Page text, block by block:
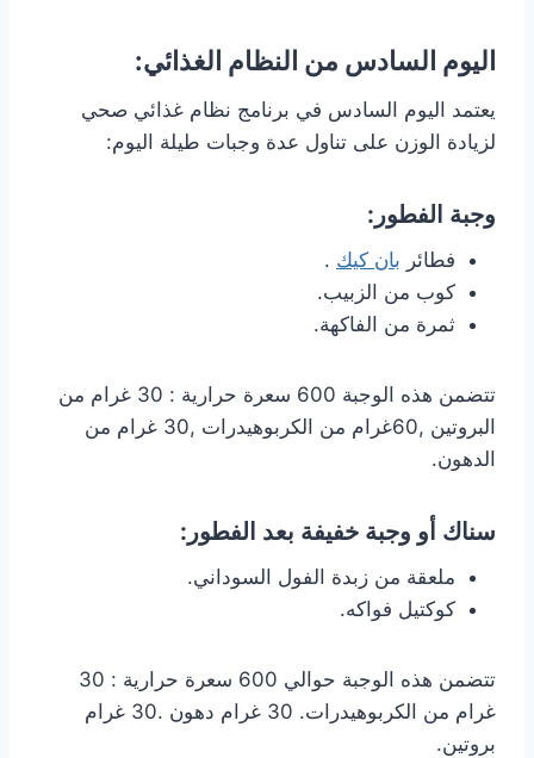
اليوم السادس من النظام الغذائي:
يعتمد اليوم السادس في برنامج نظام غذائي صحي
لزيادة الوزن على تناول عدة وجبات طيلة اليوم:
وجبة الفطور:
فطائر بان كيك .
كوب من الزبيب.
ثمرة من الفاكهة.
تتضمن هذه الوجبة 600 سعرة حرارية : 30 غرام من
البروتين ,60غرام من الكربوهيدرات ,30 غرام من
الدهون.
سناك أو وجبة خفيفة بعد الفطور:
ملعقة من زبدة الفول السوداني.
كوكتيل فواكه.
تتضمن هذه الوجبة حوالي 600 سعرة حرارية : 30
غرام من الكربوهيدرات. 30 غرام دهون .30 غرام
بروتين.